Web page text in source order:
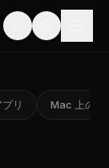
リ Mac 上の